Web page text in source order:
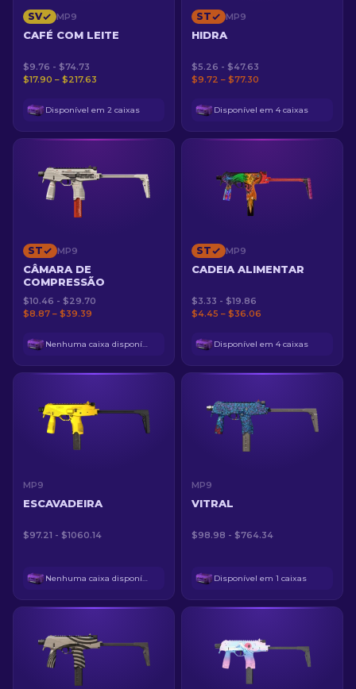
SV MP9
CAFÉ COM LEITE
$9.76 - $74.73
$17.90 – $217.63
Disponível em 2 caixas
ST MP9
HIDRA
$5.26 - $47.63
$9.72 – $77.30
Disponível em 4 caixas
ST MP9
CÂMARA DE
COMPRESSÃO
$10.46 - $29.70
$8.87 – $39.39
Nenhuma caixa disponível
ST MP9
CADEIA ALIMENTAR
$3.33 - $19.86
$4.45 – $36.06
Disponível em 4 caixas
MP9
ESCAVADEIRA
$97.21 - $1060.14
Nenhuma caixa disponível
MP9
VITRAL
$98.98 - $764.34
Disponível em 1 caixas